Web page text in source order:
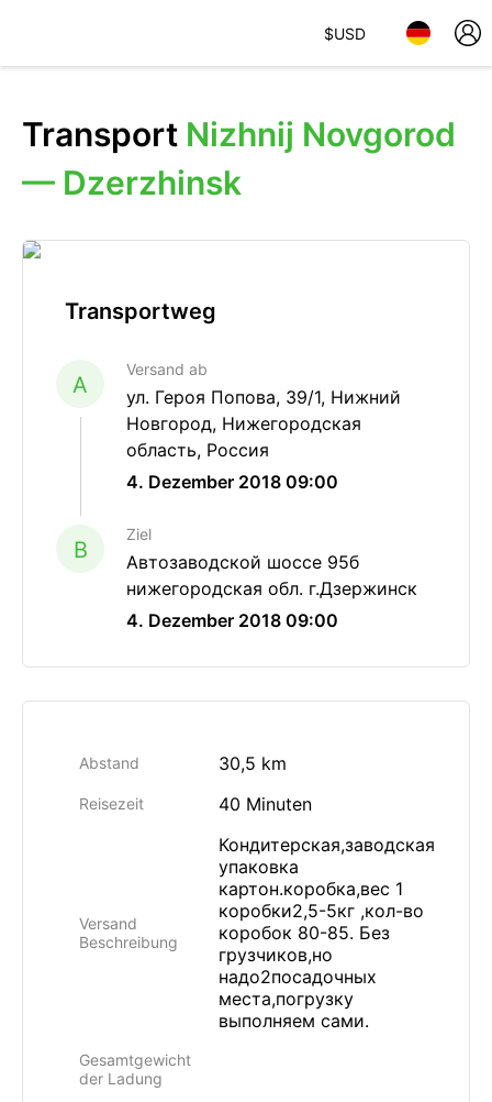
$USD
Transport Nizhnij Novgorod
— Dzerzhinsk
Transportweg
A
Versand ab
ул. Героя Попова, 39/1, Нижний
Новгород, Нижегородская
область, Россия
4. Dezember 2018 09:00
B
Ziel
Автозаводской шоссе 95б
нижегородская обл. г.Дзержинск
4. Dezember 2018 09:00
Abstand 30,5 km
Reisezeit 40 Minuten
Versand
Beschreibung
Кондитерская,заводская
упаковка
картон.коробка,вес 1
коробки2,5-5кг ,кол-во
коробок 80-85. Без
грузчиков,но
надо2посадочных
места,погрузку
выполняем сами.
Gesamtgewicht
der Ladung